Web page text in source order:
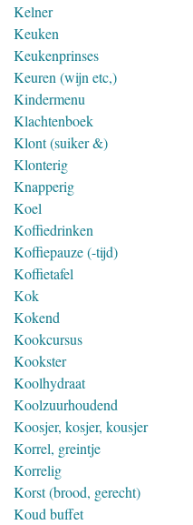
Kelner
Keuken
Keukenprinses
Keuren (wijn etc,)
Kindermenu
Klachtenboek
Klont (suiker &)
Klonterig
Knapperig
Koel
Koffiedrinken
Koffiepauze (-tijd)
Koffietafel
Kok
Kokend
Kookcursus
Kookster
Koolhydraat
Koolzuurhoudend
Koosjer, kosjer, kousjer
Korrel, greintje
Korrelig
Korst (brood, gerecht)
Koud buffet